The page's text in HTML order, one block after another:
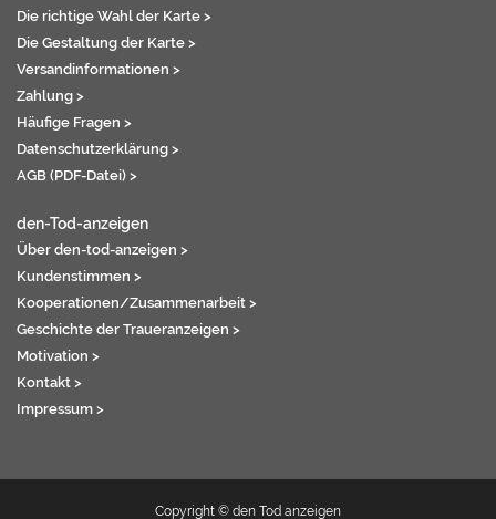
Die richtige Wahl der Karte >
Die Gestaltung der Karte >
Versandinformationen >
Zahlung >
Häufige Fragen >
Datenschutzerklärung >
AGB (PDF-Datei) >
den-Tod-anzeigen
Über den-tod-anzeigen >
Kundenstimmen >
Kooperationen/Zusammenarbeit >
Geschichte der Traueranzeigen >
Motivation >
Kontakt >
Impressum >
Copyright © den Tod anzeigen